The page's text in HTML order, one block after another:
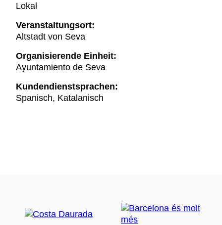
Lokal
Veranstaltungsort:
Altstadt von Seva
Organisierende Einheit:
Ayuntamiento de Seva
Kundendienstsprachen:
Spanisch, Katalanisch